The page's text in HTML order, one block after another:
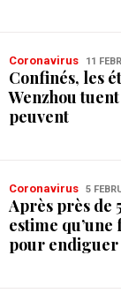
Coronavirus 11
Confinés, les
Wenzhou
peuvent
Coronavirus 5
Après près de
estime
pour endiguer